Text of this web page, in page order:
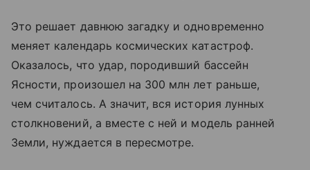
Это решает давнюю загадку и одновременно
меняет календарь космических катастроф.
Оказалось, что удар, породивший бассейн
Ясности, произошел на 300 млн лет раньше,
чем считалось. А значит, вся история лунных
столкновений, а вместе с ней и модель ранней
Земли, нуждается в пересмотре.